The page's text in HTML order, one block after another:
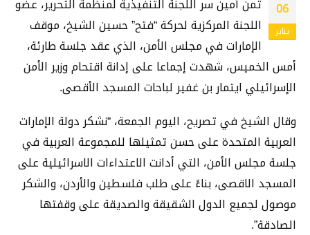
06
يناير
ثمن أمين سر اللجنة التنفيذية لمنظمة التحرير، عضو
اللجنة المركزية لحركة “فتح” حسين الشيخ، موقف
الإمارات في مجلس الأمن، الذي عقد جلسة طارئة،
أمس الخميس، شهدت إجماعا على إدانة اقتحام وزير الأمن
الإسرائيلي ايتمار بن غفير لباحات المسجد الأقصى.
وقال الشيخ في تصريح، اليوم الجمعة، “نشكر دولة الإمارات
العربية المتحدة على حسن تمثيلها للمجموعة العربية في
جلسة مجلس الأمن، التي أدانت الاعتداءات الاسرائيلية على
المسجد الاقصى، بناءً على طلب فلسطين والأردن، والشكر
موصول لجميع الدول الشقيقة والصديقة على وقفتها
الصادقة”.